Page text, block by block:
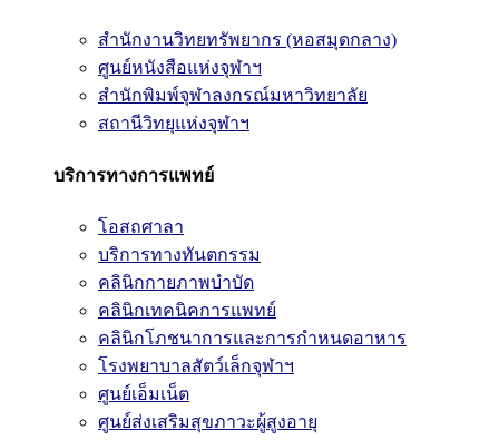
สำนักงานวิทยทรัพยากร (หอสมุดกลาง)
ศูนย์หนังสือแห่งจุฬาฯ
สำนักพิมพ์จุฬาลงกรณ์มหาวิทยาลัย
สถานีวิทยุแห่งจุฬาฯ
บริการทางการแพทย์
โอสถศาลา
บริการทางทันตกรรม
คลินิกกายภาพบำบัด
คลินิกเทคนิคการแพทย์
คลินิกโภชนาการและการกำหนดอาหาร
โรงพยาบาลสัตว์เล็กจุฬาฯ
ศูนย์เอ็มเน็ต
ศูนย์ส่งเสริมสุขภาวะผู้สูงอายุ